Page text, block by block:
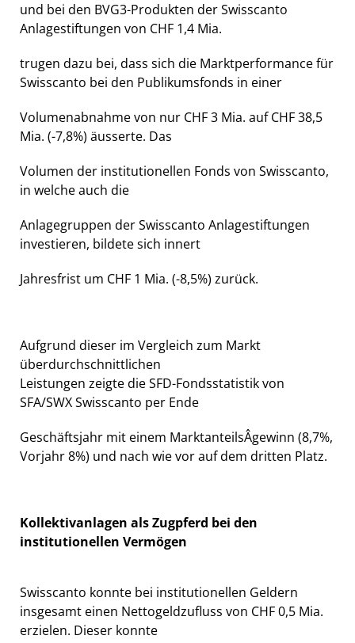
und bei den BVG3-Produkten der Swisscanto
Anlagestiftungen von CHF 1,4 Mia.
trugen dazu bei, dass sich die Marktperformance für
Swisscanto bei den Publikumsfonds in einer
Volumenabnahme von nur CHF 3 Mia. auf CHF 38,5
Mia. (-7,8%) äusserte. Das
Volumen der institutionellen Fonds von Swisscanto,
in welche auch die
Anlagegruppen der Swisscanto Anlagestiftungen
investieren, bildete sich innert
Jahresfrist um CHF 1 Mia. (-8,5%) zurück.
Aufgrund dieser im Vergleich zum Markt
überdurchschnittlichen
Leistungen zeigte die SFD-Fondsstatistik von
SFA/SWX Swisscanto per Ende
Geschäftsjahr mit einem MarktanteilsÂ­gewinn (8,7%,
Vorjahr 8%) und nach wie vor auf dem dritten Platz.
Kollektivanlagen als Zugpferd bei den
institutionellen Vermögen
Swisscanto konnte bei institutionellen Geldern
insgesamt einen Nettogeldzufluss von CHF 0,5 Mia.
erzielen. Dieser konnte